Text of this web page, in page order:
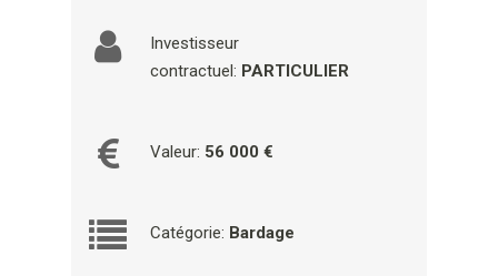
Investisseur
contractuel: PARTICULIER
Valeur: 56 000 €
Catégorie: Bardage